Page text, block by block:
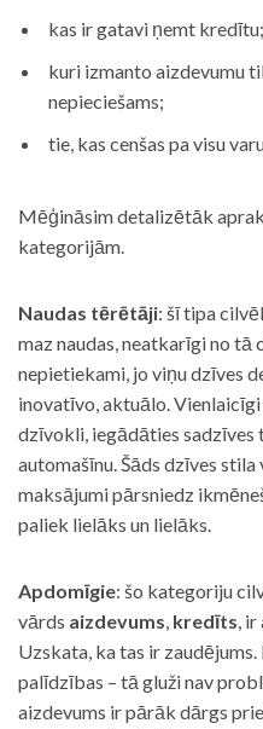
kas ir gatavi ņemt kredītu;
kuri izmanto aizdevumu
nepieciešams;
tie, kas cenšas pa visu
Mēģināsim detalizētāk
kategorijām.
Naudas tērētāji: šī tipa
maz naudas, neatkarīgi no
nepietiekami, jo viņu dzīves
inovatīvo, aktuālo.
dzīvokli, iegādāties sadzīves
automašīnu. Šāds dzīves
maksājumi pārsniedz
paliek lielāks un lielāks.
Apdomīgie: šo kategoriju
vārds aizdevums, kredīts, ir
Uzskata, ka tas ir
palīdzības – tā gluži nav
aizdevums ir pārāk dārgs